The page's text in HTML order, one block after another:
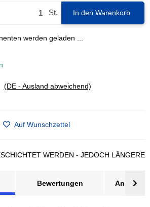
St. In den Warenkorb
werden geladen ...
(DE - Ausland abweichend)
Auf Wunschzettel
WERDEN - JEDOCH LÄNGERE
Bewertungen Angebot